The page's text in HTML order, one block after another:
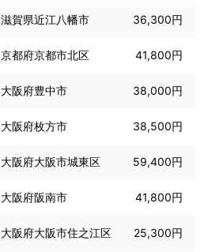
滋賀県近江八幡市 36,300円
京都府京都市北区 41,800円
大阪府豊中市 38,000円
大阪府枚方市 38,500円
大阪府大阪市城東区 59,400円
大阪府阪南市 41,800円
大阪府大阪市住之江区 25,300円